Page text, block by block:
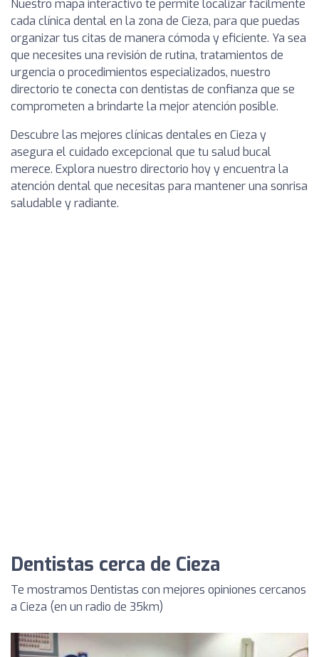
Nuestro mapa interactivo te permite localizar fácilmente
cada clínica dental en la zona de Cieza, para que puedas
organizar tus citas de manera cómoda y eficiente. Ya sea
que necesites una revisión de rutina, tratamientos de
urgencia o procedimientos especializados, nuestro
directorio te conecta con dentistas de confianza que se
comprometen a brindarte la mejor atención posible.
Descubre las mejores clínicas dentales en Cieza y
asegura el cuidado excepcional que tu salud bucal
merece. Explora nuestro directorio hoy y encuentra la
atención dental que necesitas para mantener una sonrisa
saludable y radiante.
Dentistas cerca de Cieza
Te mostramos Dentistas con mejores opiniones cercanos
a Cieza (en un radio de 35km)